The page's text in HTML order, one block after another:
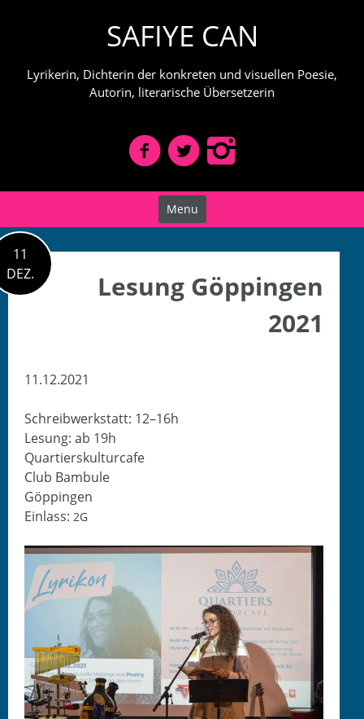
SAFIYE CAN
Lyrikerin, Dichterin der konkreten und visuellen Poesie,
Autorin, literarische Übersetzerin
Menu
11
DEZ.
Lesung Göppingen
2021
11.12.2021
Schreib­w­erk­statt: 12–16h
Lesung: ab 19h
Quartierskulturcafe
Club Bambule
Göppingen
Ein­lass: 2G